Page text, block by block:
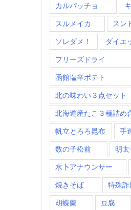
カルパッチョ
スルメイカ スン
ソレダメ！ ダイエ
フリーズドライ
函館塩辛ポテト
北の味わい３点セット
北海道産たこ３種詰め
帆立とろろ昆布 手
数の子松前 明太
水卜アナウンサー
焼きそば 特殊
胡蝶蘭 豆腐